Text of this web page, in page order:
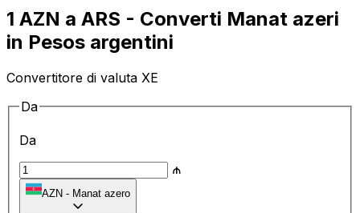
1 AZN a ARS - Converti Manat azeri
in Pesos argentini
Convertitore di valuta XE
Da
Da
₼
AZN - Manat azero